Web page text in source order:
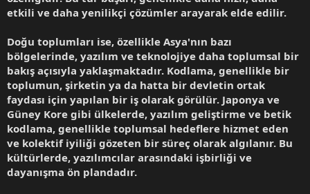
etkili ve daha yenilikçi çözümler arayarak elde edilir.
Doğu toplumları ise, özellikle Asya'nın bazı
bölgelerinde, yazılım ve teknolojiye daha toplumsal bir
bakış açısıyla yaklaşmaktadır. Kodlama, genellikle bir
toplumun, şirketin ya da hatta bir devletin ortak
faydası için yapılan bir iş olarak görülür. Japonya ve
Güney Kore gibi ülkelerde, yazılım geliştirme ve betik
kodlama, genellikle toplumsal hedeflere hizmet eden
ve kolektif iyiliği gözeten bir süreç olarak algılanır. Bu
kültürlerde, yazılımcılar arasındaki işbirliği ve
dayanışma ön plandadır.